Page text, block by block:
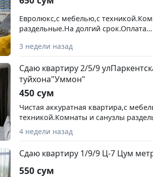
Евролюкс,с мебелью,с
раздельные.На долгий срок.Оплата
Минор.
3 недели назад
Сдаю квартиру 2/5/9
туйхона"Уммон"
450 сум
Чистая аккуратная квартира,с
техникой.Комнаты и санузлы
долгий срок.Без маленьких
коммунальных.Услуга риэлтора
4 недели назад
Сдаю квартиру 1/9/9 Ц-7 Цум
550 сум